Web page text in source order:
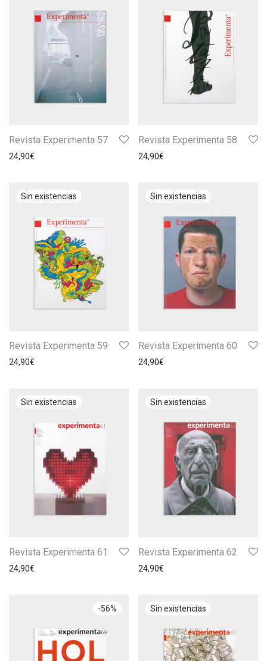
Revista Experimenta 57
24,90€
Revista Experimenta 58
24,90€
Revista Experimenta 59
24,90€
Revista Experimenta 60
24,90€
Revista Experimenta 61
24,90€
Revista Experimenta 62
24,90€
-56%